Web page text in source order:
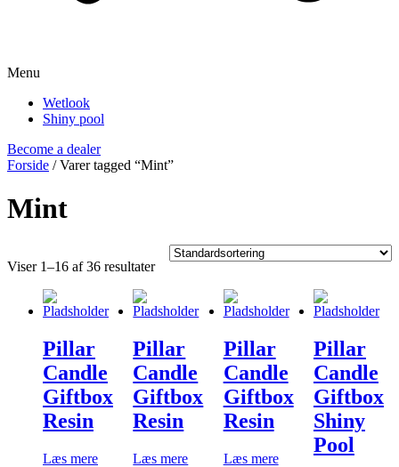
Menu
Wetlook
Shiny pool
Become a dealer
Forside / Varer tagged “Mint”
Mint
Viser 1–16 af 36 resultater
Pillar
Candle
Giftbox
Resin
Læs mere
Pillar
Candle
Giftbox
Resin
Læs mere
Pillar
Candle
Giftbox
Resin
Læs mere
Pillar
Candle
Giftbox
Shiny
Pool